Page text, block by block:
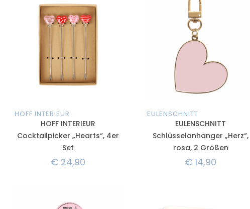
HOFF INTERIEUR
HOFF INTERIEUR
Cocktailpicker „Hearts“, 4er
Set
€ 24,90
EULENSCHNITT
EULENSCHNITT
Schlüsselanhänger „Herz“,
rosa, 2 Größen
€ 14,90